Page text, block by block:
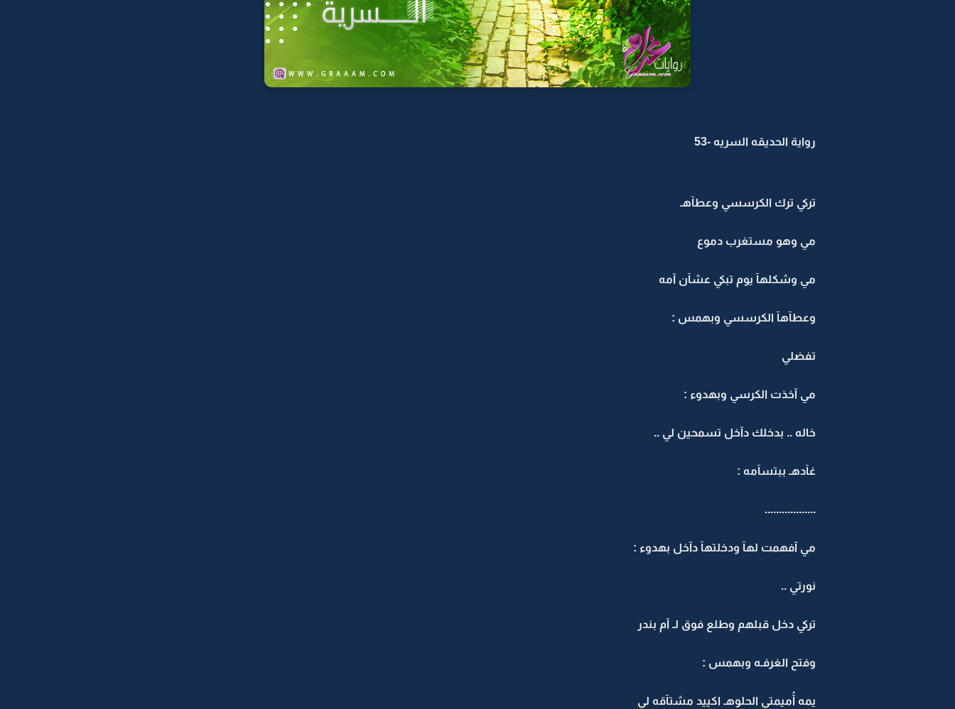
رواية الحديقه السريه -53
تركي ترك الكرسسي وعطآهـ
مي وهو مستغرب دموع
مي وشكلهآ يوم تبكي عشآن آمه
وعطآهآ الكرسسي وبهمس :
تفضلي
مي آخذت الكرسي وبهدوء :
خاله .. بدخلك دآخل تسمحين لي ..
غآدهـ ببتسآمه :
..................
مي آفهمت لهآ ودخلتهآ دآخل بهدوء :
نورتي ..
تركي دخل قبلهم وطلع فوق لـ آم بندر
وفتح الغرفـه وبهمس :
يمه آُميمتي الحلوهـ اكييد مشتآقه لي